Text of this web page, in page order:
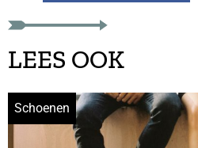
LEES OOK
Schoenen